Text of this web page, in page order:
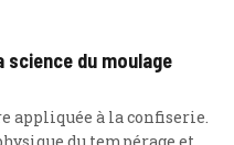
science du moulage
appliquée à la confiserie.